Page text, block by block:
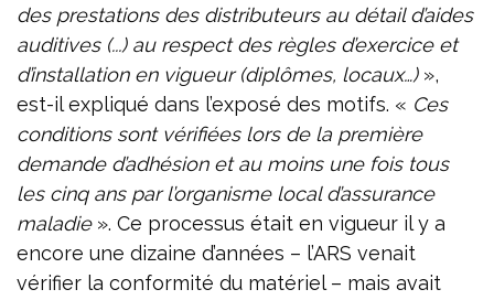
des prestations des distributeurs au détail d’aides
auditives (...) au respect des règles d’exercice et
d’installation en vigueur (diplômes, locaux…) »,
est-il expliqué dans l’exposé des motifs. « Ces
conditions sont vérifiées lors de la première
demande d’adhésion et au moins une fois tous
les cinq ans par l’organisme local d’assurance
maladie ». Ce processus était en vigueur il y a
encore une dizaine d’années – l’ARS venait
vérifier la conformité du matériel – mais avait